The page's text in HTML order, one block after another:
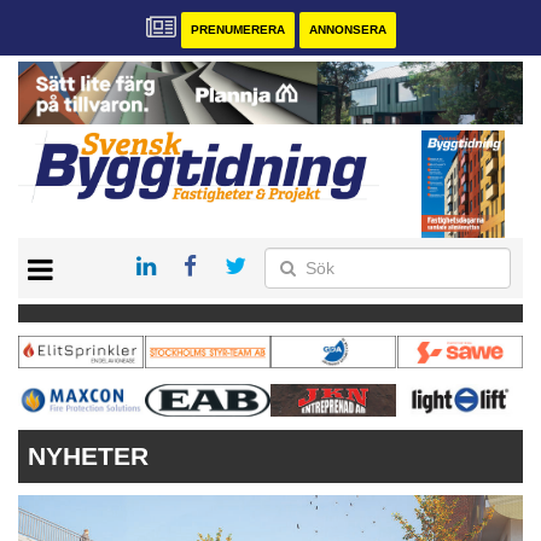
PRENUMERERA ANNONSERA
PRENUMERERA
VÅRA ANDRA MAGASIN
ANNONSERA
NYHETER